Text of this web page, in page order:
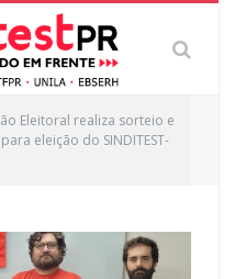
Eleitoral realiza sorteio e
eleição do SINDITEST-